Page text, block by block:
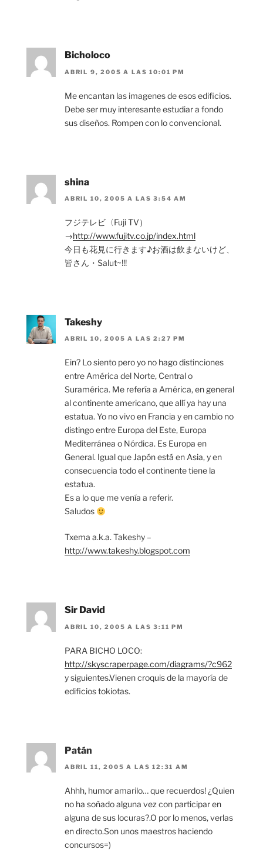
Bicholoco
ABRIL 9, 2005 A LAS 10:01 PM
Me encantan las imagenes de esos edificios.
Debe ser muy interesante estudiar a fondo
sus diseños. Rompen con lo convencional.
shina
ABRIL 10, 2005 A LAS 3:54 AM
フジテレビ〈Fuji TV）
→http://www.fujitv.co.jp/index.html
今日も花見に行きます♪お酒は飲まないけど、
皆さん・Salut~!!!
Takeshy
ABRIL 10, 2005 A LAS 2:27 PM
Ein? Lo siento pero yo no hago distinciones
entre América del Norte, Central o
Suramérica. Me refería a América, en general
al continente americano, que allí ya hay una
estatua. Yo no vivo en Francia y en cambio no
distingo entre Europa del Este, Europa
Mediterránea o Nórdica. Es Europa en
General. Igual que Japón está en Asia, y en
consecuencia todo el continente tiene la
estatua.
Es a lo que me venía a referir.
Saludos
Txema a.k.a. Takeshy –
http://www.takeshy.blogspot.com
Sir David
ABRIL 10, 2005 A LAS 3:11 PM
PARA BICHO LOCO:
http://skyscraperpage.com/diagrams/?c962
y siguientes.Vienen croquis de la mayoría de
edificios tokiotas.
Patán
ABRIL 11, 2005 A LAS 12:31 AM
Ahhh, humor amarilo… que recuerdos! ¿Quien
no ha soñado alguna vez con participar en
alguna de sus locuras?.O por lo menos, verlas
en directo.Son unos maestros haciendo
concursos=)